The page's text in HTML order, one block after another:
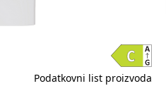
Podatkovni list proizvoda